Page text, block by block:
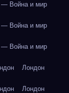
— Война и мир
— Война и мир
— Война и мир
Лондон
Лондон